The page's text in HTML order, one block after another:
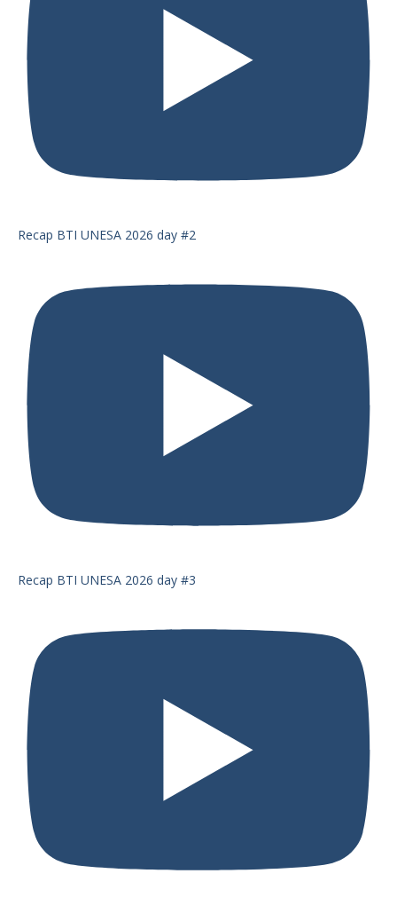
Recap BTI UNESA 2026 day #2
Recap BTI UNESA 2026 day #3